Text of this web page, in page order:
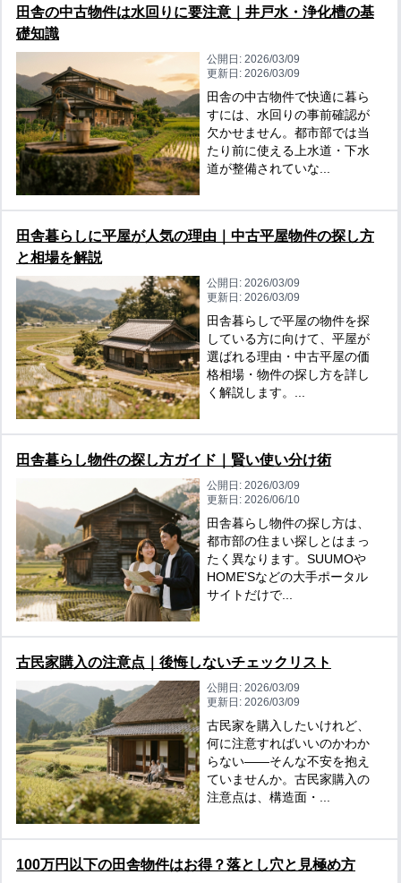
田舎の中古物件は水回りに要注意｜井戸水・浄化槽の基
礎知識
公開日: 2026/03/09
更新日: 2026/03/09
田舎の中古物件で快適に暮ら
すには、水回りの事前確認が
欠かせません。都市部では当
たり前に使える上水道・下水
道が整備されていな...
田舎暮らしに平屋が人気の理由｜中古平屋物件の探し方
と相場を解説
公開日: 2026/03/09
更新日: 2026/03/09
田舎暮らしで平屋の物件を探
している方に向けて、平屋が
選ばれる理由・中古平屋の価
格相場・物件の探し方を詳し
く解説します。...
田舎暮らし物件の探し方ガイド｜賢い使い分け術
公開日: 2026/03/09
更新日: 2026/06/10
田舎暮らし物件の探し方は、
都市部の住まい探しとはまっ
たく異なります。SUUMOや
HOME'Sなどの大手ポータル
サイトだけで...
古民家購入の注意点｜後悔しないチェックリスト
公開日: 2026/03/09
更新日: 2026/03/09
古民家を購入したいけれど、
何に注意すればいいのかわか
らない――そんな不安を抱え
ていませんか。古民家購入の
注意点は、構造面・...
100万円以下の田舎物件はお得？落とし穴と見極め方